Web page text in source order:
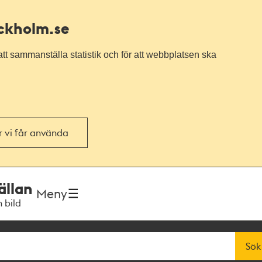
sammanställa statistik och för att webbplatsen ska
vi får använda
bild
Meny
Sök